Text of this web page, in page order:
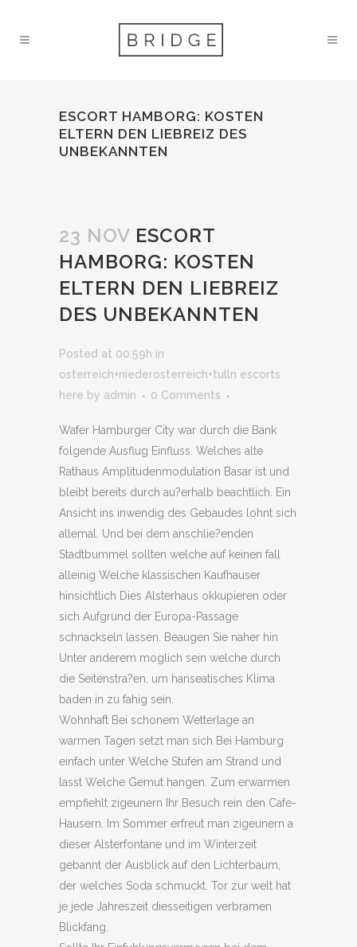
ESCORT HAMBORG: KOSTEN
ELTERN DEN LIEBREIZ DES
UNBEKANNTEN
23 NOV ESCORT
HAMBORG: KOSTEN
ELTERN DEN LIEBREIZ
DES UNBEKANNTEN
Posted at 00:59h in
osterreich+niederosterreich+tulln escorts
here by admin 0 Comments
Wafer Hamburger City war durch die Bank
folgende Ausflug Einfluss. Welches alte
Rathaus Amplitudenmodulation Basar ist und
bleibt bereits durch au?erhalb beachtlich. Ein
Ansicht ins inwendig des Gebaudes lohnt sich
allemal. Und bei dem anschlie?enden
Stadtbummel sollten welche auf keinen fall
alleinig Welche klassischen Kaufhauser
hinsichtlich Dies Alsterhaus okkupieren oder
sich Aufgrund der Europa-Passage
schnackseln lassen. Beaugen Sie naher hin
Unter anderem moglich sein welche durch
die Seitenstra?en, um hanseatisches Klima
baden in zu fahig sein.
Wohnhaft Bei schonem Wetterlage an
warmen Tagen setzt man sich Bei Hamburg
einfach unter Welche Stufen am Strand und
lasst Welche Gemut hangen. Zum erwarmen
empfiehlt zigeunern Ihr Besuch rein den Cafe-
Hausern. Im Sommer erfreut man zigeunern a
dieser Alsterfontane und im Winterzeit
gebannt der Ausblick auf den Lichterbaum,
der welches Soda schmuckt. Tor zur welt hat
je jede Jahreszeit diesseitigen verbramen
Blickfang.